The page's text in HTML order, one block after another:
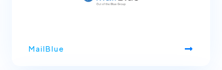
MailBlue